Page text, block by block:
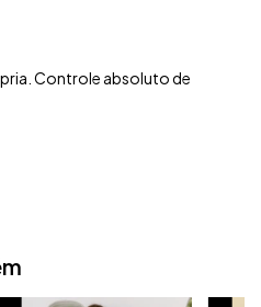
Controle absoluto de